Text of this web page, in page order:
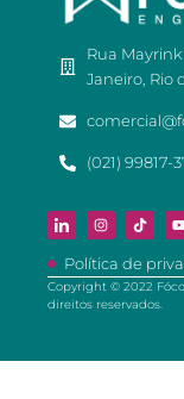
Rua
Janeiro, Rio
(021) 99817-
Política de
Copyright © 2022
direitos reservados.